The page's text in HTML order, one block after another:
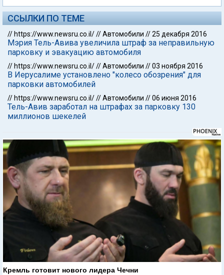
ССЫЛКИ ПО ТЕМЕ
// https://www.newsru.co.il///Автомобили //25 декабря 2016
Мэрия Тель-Авива увеличила штраф за неправильную
парковку и эвакуацию автомобиля
// https://www.newsru.co.il///Автомобили //03 ноября 2016
В Иерусалиме установлено "колесо обозрения" для
парковки автомобилей
// https://www.newsru.co.il///Автомобили //06 июня 2016
Тель-Авив заработал на штрафах за парковку 130
миллионов шекелей
Кремль готовит нового лидера Чечни